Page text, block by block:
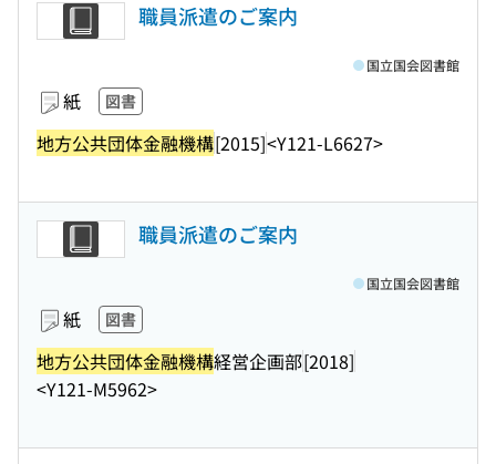
職員派遣のご案内
紙 図書
地方公共団体金融機構[2015]<Y121-L6627>
国立国会図書館
職員派遣のご案内
紙 図書
地方公共団体金融機構経営企画部[2018]
<Y121-M5962>
国立国会図書館